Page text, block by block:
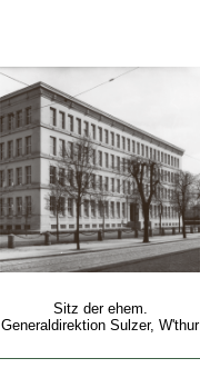
Sitz der ehem.
Generaldirektion Sulzer, W'thur